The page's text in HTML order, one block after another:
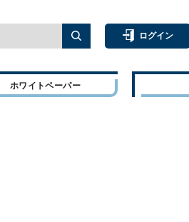
ログイン
ホワイトペーパー